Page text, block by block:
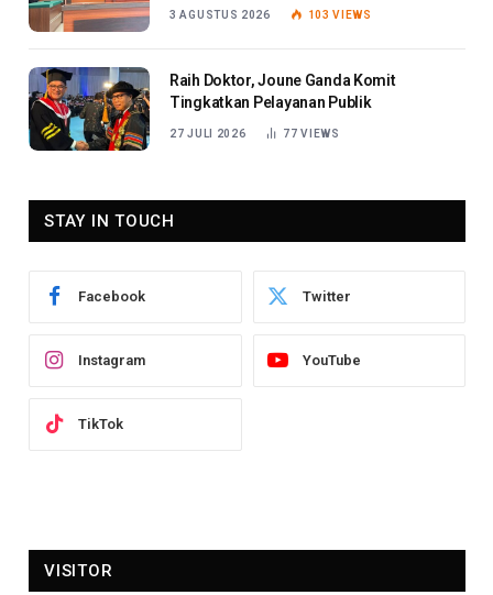
3 AGUSTUS 2026 103VIEWS
Raih Doktor, Joune Ganda Komit
Tingkatkan Pelayanan Publik
27 JULI 2026 77VIEWS
STAY IN TOUCH
Facebook Twitter
Instagram YouTube
TikTok
VISITOR